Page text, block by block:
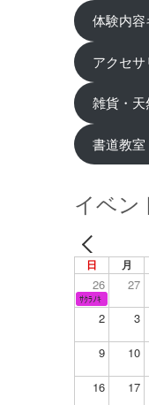
体験内
アクセ
雑貨・
書道教
イベン
日 月
26 27
ｻｸﾗﾉｷ
2 3
9 10
16 17